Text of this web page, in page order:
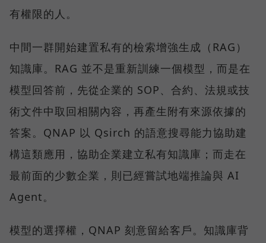
有權限的人。
中間一群開始建置私有的檢索增強生成（RAG）
知識庫。RAG 並不是重新訓練一個模型，而是在
模型回答前，先從企業的 SOP、合約、法規或技
術文件中取回相關內容，再產生附有來源依據的
答案。QNAP 以 Qsirch 的語意搜尋能力協助建
構這類應用，協助企業建立私有知識庫；而走在
最前面的少數企業，則已經嘗試地端推論與 AI
Agent。
模型的選擇權，QNAP 刻意留給客戶。知識庫背